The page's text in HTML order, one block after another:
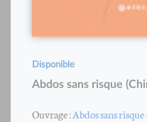
Disponible
Abdos sans risque
Ouvrage :Abdos sans